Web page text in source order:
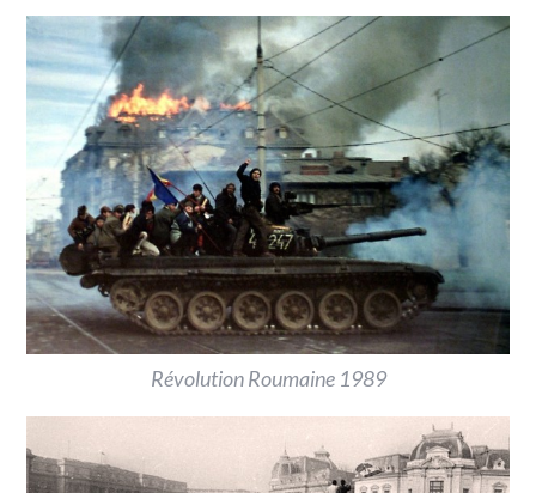
Révolution Roumaine 1989